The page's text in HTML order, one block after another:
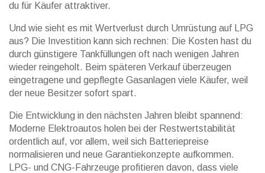
du für Käufer attraktiver.
Und wie sieht es mit Wertverlust durch Umrüstung auf LPG
aus? Die Investition kann sich rechnen: Die Kosten hast du
durch günstigere Tankfüllungen oft nach wenigen Jahren
wieder reingeholt. Beim späteren Verkauf überzeugen
eingetragene und gepflegte Gasanlagen viele Käufer, weil
der neue Besitzer sofort spart.
Die Entwicklung in den nächsten Jahren bleibt spannend:
Moderne Elektroautos holen bei der Restwertstabilität
ordentlich auf, vor allem, weil sich Batteriepreise
normalisieren und neue Garantiekonzepte aufkommen.
LPG- und CNG-Fahrzeuge profitieren davon, dass viele